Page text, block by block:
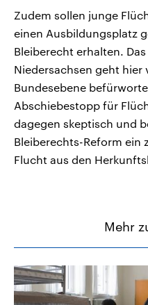
Zudem sollen junge
einen Ausbildungsplatz
Bleiberecht erhalten.
Niedersachsen geht
Bundesebene
Abschiebestopp für
dagegen skeptisch und
Bleiberechts-Reform ein
Flucht aus den
Mehr